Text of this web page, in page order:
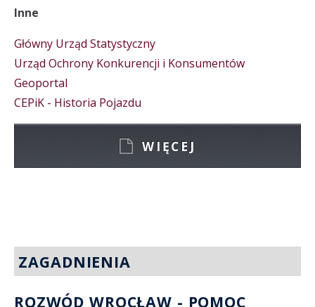
Inne
Główny Urząd Statystyczny
Urząd Ochrony Konkurencji i Konsumentów
Geoportal
CEPiK - Historia Pojazdu
WIĘCEJ
ZAGADNIENIA
ROZWÓD WROCŁAW - POMOC